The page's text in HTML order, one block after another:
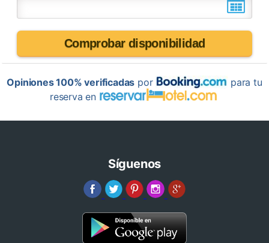
Comprobar disponibilidad
Opiniones 100% verificadas por
para tu
reserva en
Síguenos